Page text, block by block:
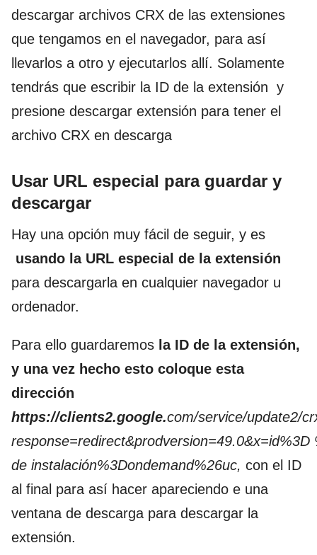
descargar archivos CRX de las extensiones
que tengamos en el navegador, para así
llevarlos a otro y ejecutarlos allí. Solamente
tendrás que escribir la ID de la extensión y
presione descargar extensión para tener el
archivo CRX en descarga
Usar URL especial para guardar y
descargar
Hay una opción muy fácil de seguir, y es
usando la URL especial de la extensión
para descargarla en cualquier navegador u
ordenador.
Para ello guardaremos la ID de la extensión,
y una vez hecho esto coloque esta
dirección
https://clients2.google.com/service/update2/
response=redirect&prodversion=49.0&x=id%3D
de instalación%3Dondemand%26uc, con el ID
al final para así hacer apareciendo e una
ventana de descarga para descargar la
extensión.